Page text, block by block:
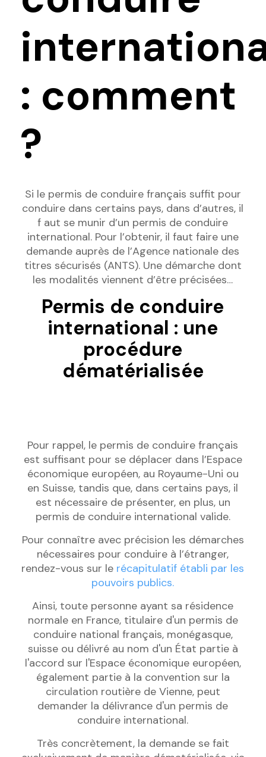
: comment
?
Si le permis de conduire français suffit pour
conduire dans certains pays, dans d’autres, il
f aut se munir d’un permis de conduire
international. Pour l’obtenir, il faut faire une
demande auprès de l’Agence nationale des
titres sécurisés (ANTS). Une démarche dont
les modalités viennent d’être précisées…
Permis de conduire
international : une
procédure
dématérialisée
Pour rappel, le permis de conduire français
est suffisant pour se déplacer dans l’Espace
économique européen, au Royaume-Uni ou
en Suisse, tandis que, dans certains pays, il
est nécessaire de présenter, en plus, un
permis de conduire international valide.
Pour connaître avec précision les démarches
nécessaires pour conduire à l’étranger,
rendez-vous sur le récapitulatif établi par les
pouvoirs publics.
Ainsi, toute personne ayant sa résidence
normale en France, titulaire d'un permis de
conduire national français, monégasque,
suisse ou délivré au nom d'un État partie à
l'accord sur l'Espace économique européen,
également partie à la convention sur la
circulation routière de Vienne, peut
demander la délivrance d'un permis de
conduire international.
Très concrètement, la demande se fait